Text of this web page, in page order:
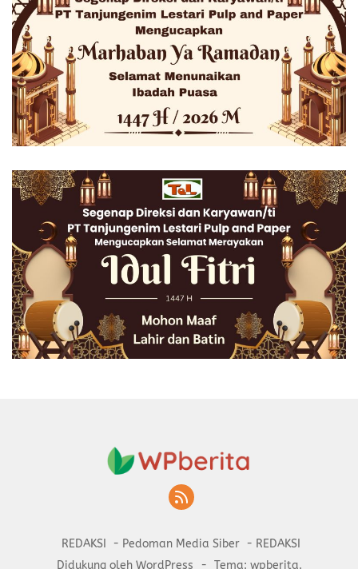
REDAKSI Pedoman Media Siber
REDAKSI
Didukung oleh WordPress
- Tema: wpberita.